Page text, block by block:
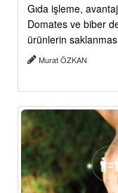
Gıda işleme,
Domates ve biber
ürünlerin
Murat ÖZKAN